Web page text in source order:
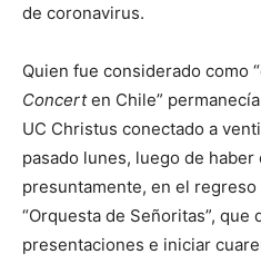
de coronavirus.
Quien fue considerado como
Concerten Chile”
UC Christus conectado a
pasado lunes, luego de
presuntamente, en el
“Orquesta de Señoritas”, que
presentaciones e iniciar